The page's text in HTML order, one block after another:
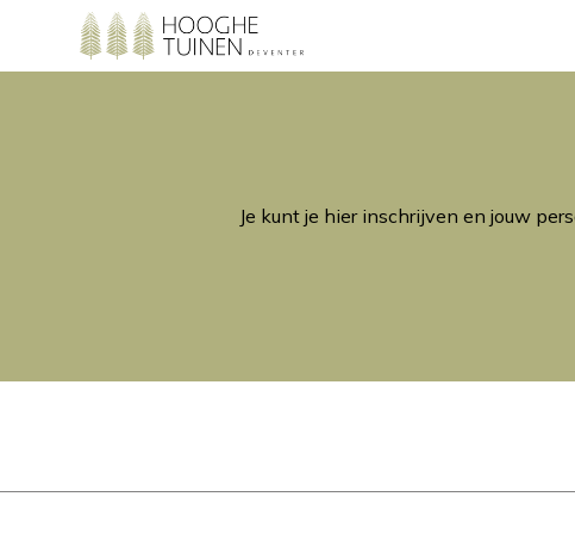
Je kunt je hier inschrijven en jouw